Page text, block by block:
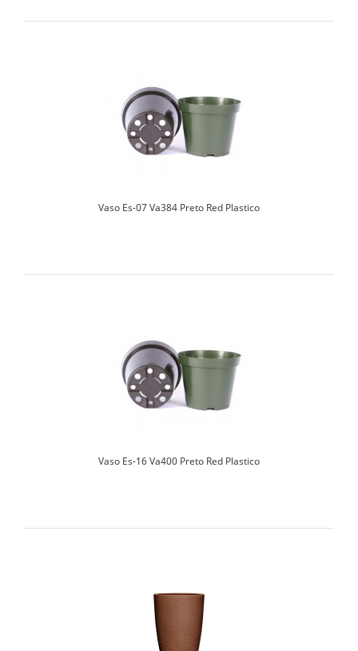
Vaso Es-07 Va384 Preto Red Plastico
Vaso Es-16 Va400 Preto Red Plastico